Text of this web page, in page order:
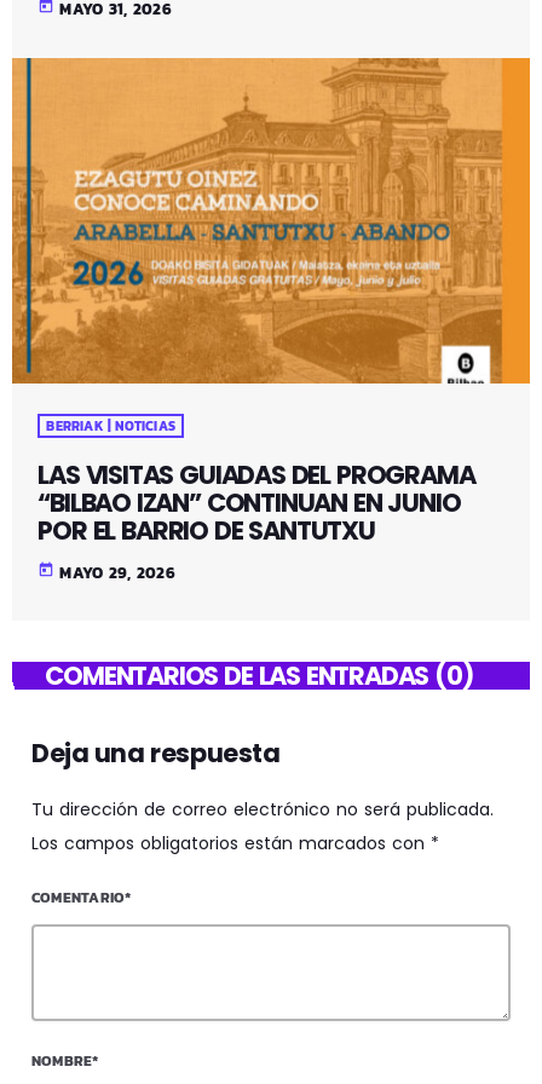
today MAYO 31, 2026
BERRIAK | NOTICIAS
LAS VISITAS GUIADAS DEL PROGRAMA
“BILBAO IZAN” CONTINUAN EN JUNIO
POR EL BARRIO DE SANTUTXU
today MAYO 29, 2026
COMENTARIOS DE LAS ENTRADAS (0)
Deja una respuesta
Tu dirección de correo electrónico no será publicada.
Los campos obligatorios están marcados con *
COMENTARIO*
NOMBRE*